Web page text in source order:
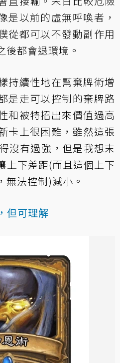
是以前的虛無呼喚者，
從都可以不發動副作用
後都會退環境。
持續性地在幫棄牌術增
是走可以控制的棄牌路
和被特招出來價值過高
卡上很困難，雖然這張
沒有過強，但是我想末
上下差距(而且這個上下
無法控制)減小。
但可理解